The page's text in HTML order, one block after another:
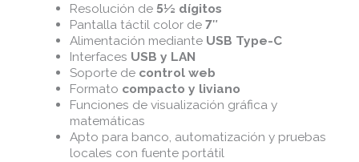
Resolución de 5½ dígitos
Pantalla táctil color de 7″
Alimentación mediante USB Type-C
Interfaces USB y LAN
Soporte de control web
Formato compacto y liviano
Funciones de visualización gráfica y
matemáticas
Apto para banco, automatización y pruebas
locales con fuente portátil